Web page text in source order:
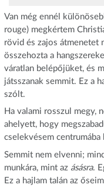
Van még ennél
rouge) megkértem
rövid és zajos átmenetet
összehozta a
váratlan belépőjüket, és
játsszanak semmit. Ez a
szólt.
Ha valami rosszul megy,
ahelyett, hogy
cselekvésem
Semmit nem elvenni;
munkára, mint az ásásra.
Ez a hajlam talán az